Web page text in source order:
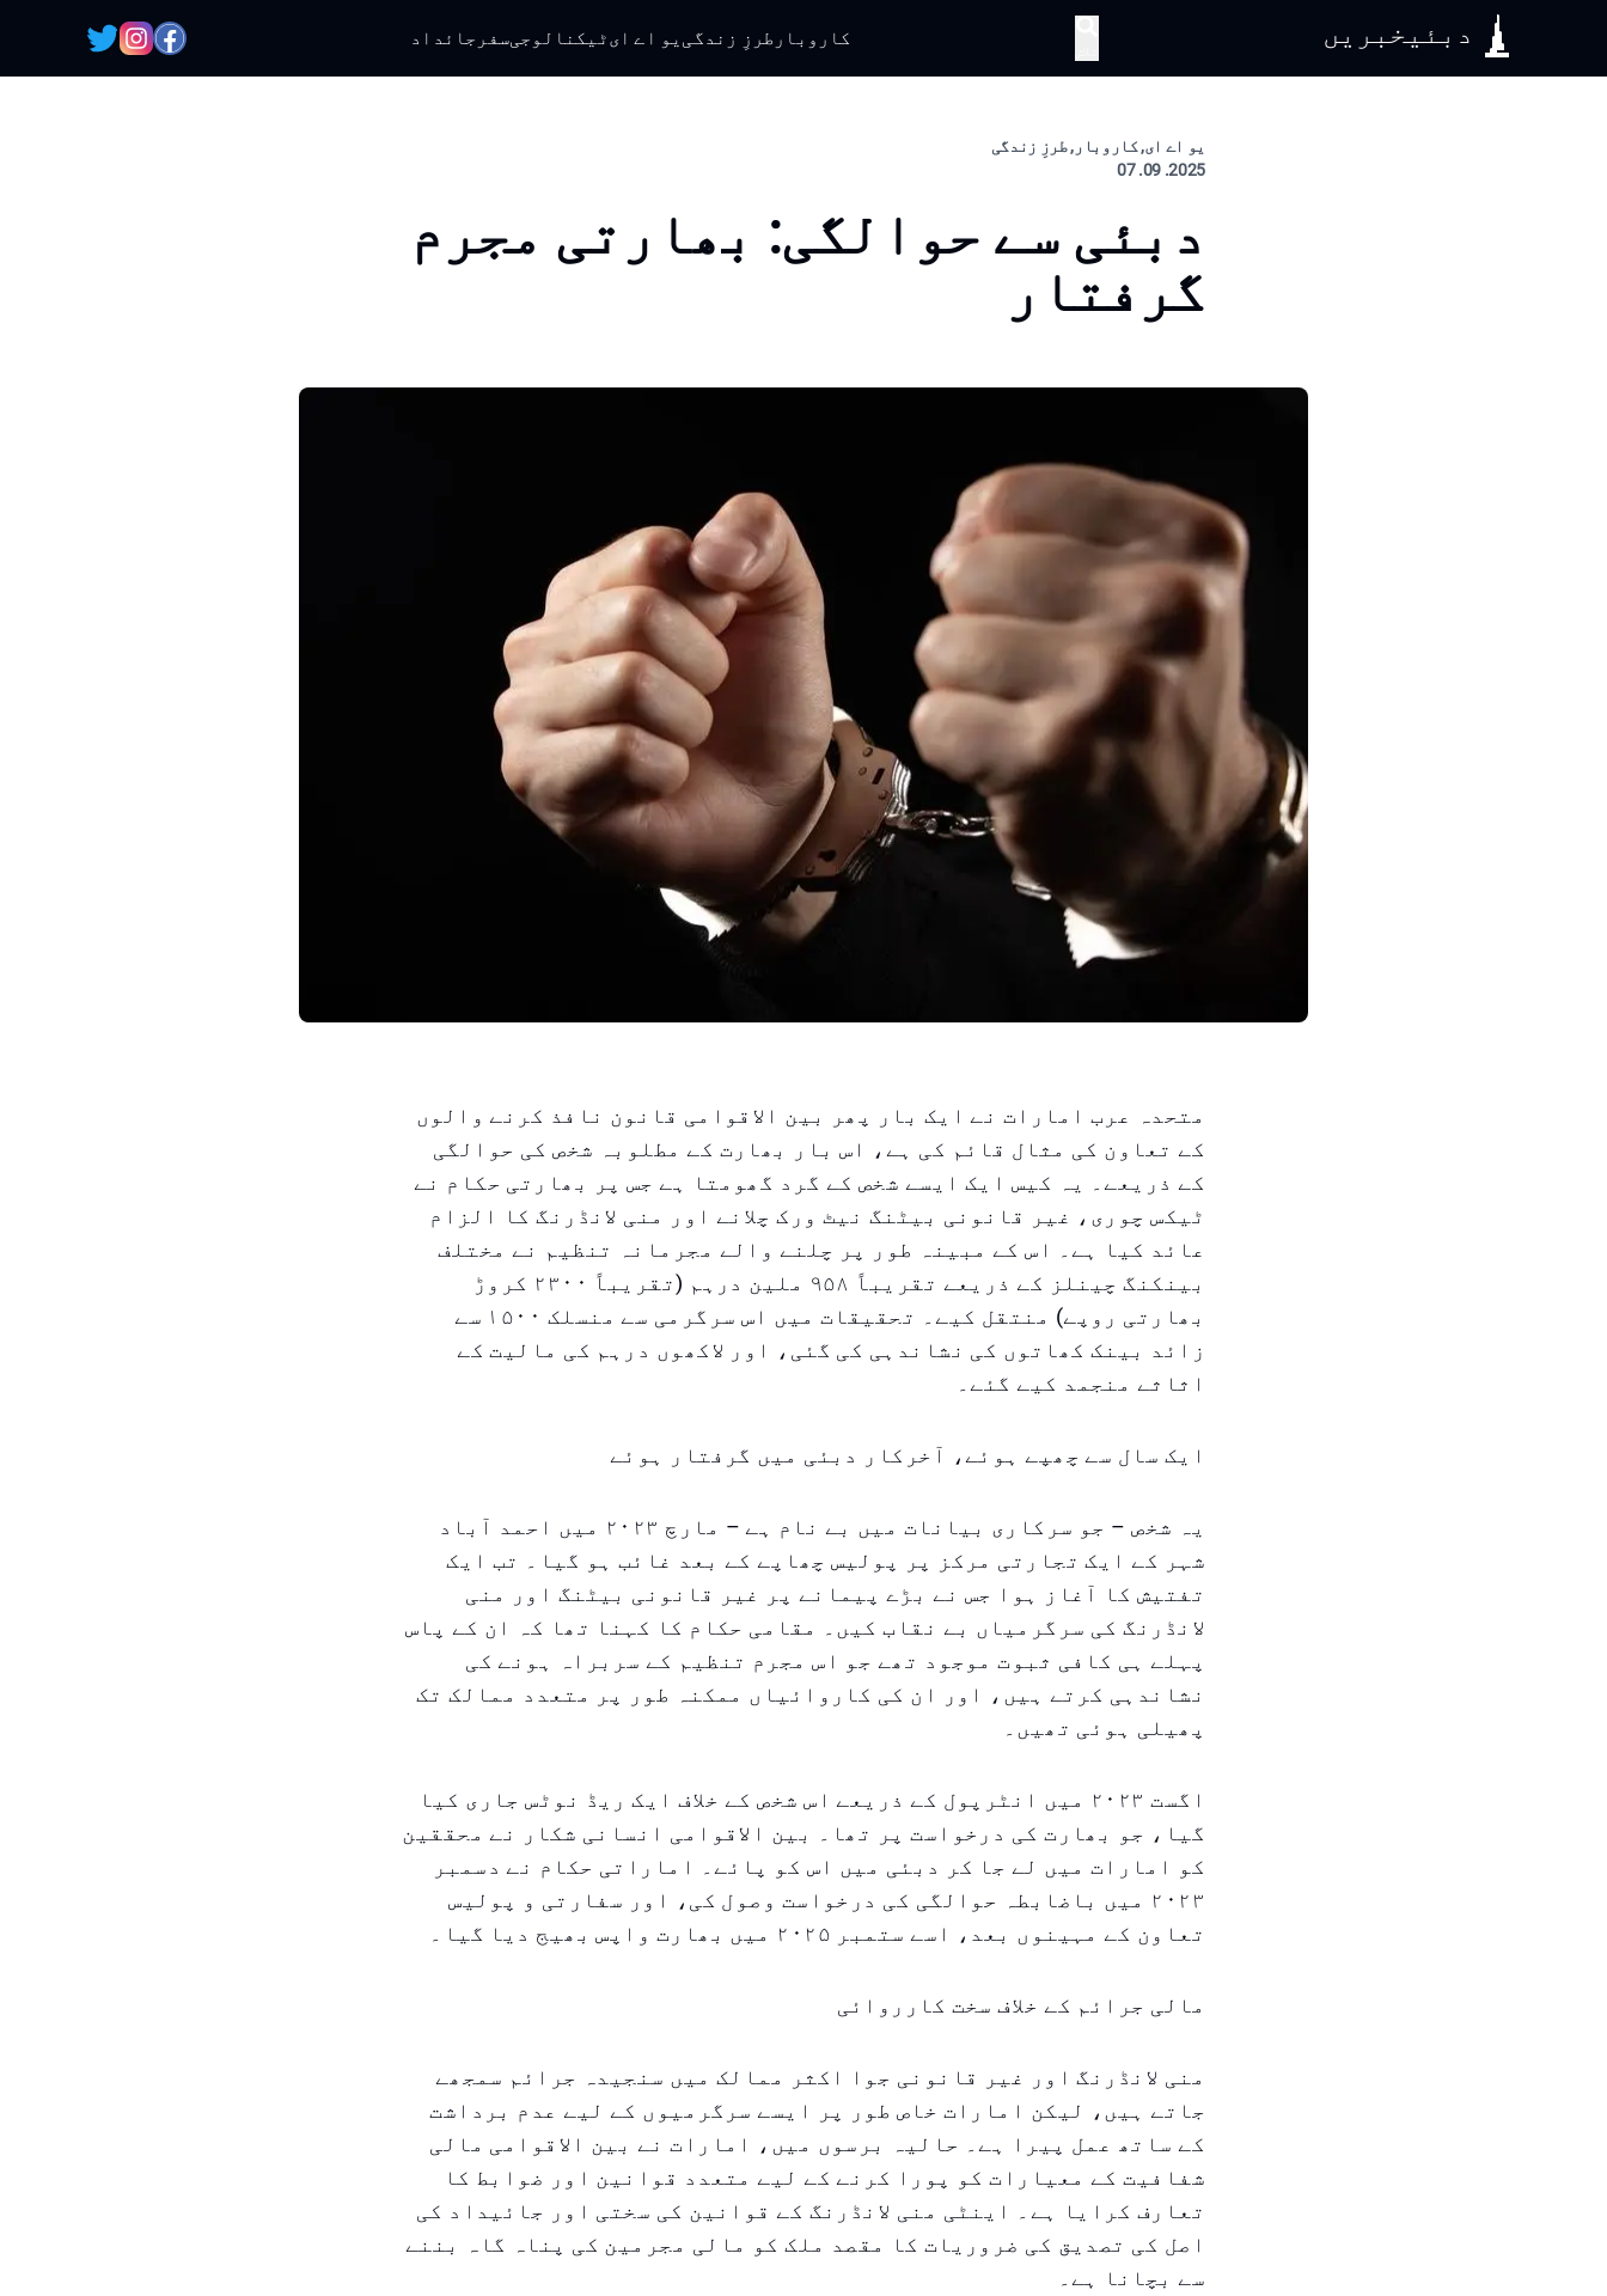
دبئیخبریں کاروبار طرزِ زندگی یو اے ایٹیکنالوجیسفر جائداد
یو اے ای, کاروبار, طرزِ زندگی
2025. 09. 07
دبئی سے حوالگی: بھارتی مجرم
گرفتار
متحدہ عرب امارات نے ایک بار پھر بین الاقوامی قانون نافذ کرنے والوں
کے تعاون کی مثال قائم کی ہے، اس بار بھارت کے مطلوبہ شخص کی حوالگی
کے ذریعے۔ یہ کیس ایک ایسے شخص کے گرد گھومتا ہے جس پر بھارتی حکام نے
ٹیکس چوری، غیر قانونی بیٹنگ نیٹ ورک چلانے اور منی لانڈرنگ کا الزام
عائد کیا ہے۔ اس کے مبینہ طور پر چلنے والے مجرمانہ تنظیم نے مختلف
بینکنگ چینلز کے ذریعے تقریباً ۹۵۸ ملین درہم (تقریباً ۲۳۰۰ کروڑ
بھارتی روپے) منتقل کیے۔ تحقیقات میں اس سرگرمی سے منسلک ۱۵۰۰ سے
زائد بینک کھاتوں کی نشاندہی کی گئی، اور لاکھوں درہم کی مالیت کے
اثاثے منجمد کیے گئے۔
ایک سال سے چھپے ہوئے، آخرکار دبئی میں گرفتار ہوئے
یہ شخص – جو سرکاری بیانات میں بے نام ہے – مارچ ۲۰۲۳ میں احمد آباد
شہر کے ایک تجارتی مرکز پر پولیس چھاپے کے بعد غائب ہو گیا۔ تب ایک
تفتیش کا آغاز ہوا جس نے بڑے پیمانے پر غیر قانونی بیٹنگ اور منی
لانڈرنگ کی سرگرمیاں بے نقاب کیں۔ مقامی حکام کا کہنا تھا کہ ان کے پاس
پہلے ہی کافی ثبوت موجود تھے جو اس مجرم تنظیم کے سربراہ ہونے کی
نشاندہی کرتے ہیں، اور ان کی کاروائیاں ممکنہ طور پر متعدد ممالک تک
پھیلی ہوئی تھیں۔
اگست ۲۰۲۳ میں انٹرپول کے ذریعے اس شخص کے خلاف ایک ریڈ نوٹس جاری کیا
گیا، جو بھارت کی درخواست پر تھا۔ بین الاقوامی انسانی شکار نے محققین
کو امارات میں لے جا کر دبئی میں اس کو پائے۔ اماراتی حکام نے دسمبر
۲۰۲۳ میں باضابطہ حوالگی کی درخواست وصول کی، اور سفارتی و پولیس
تعاون کے مہینوں بعد، اسے ستمبر ۲۰۲۵ میں بھارت واپس بھیج دیا گیا۔
مالی جرائم کے خلاف سخت کارروائی
منی لانڈرنگ اور غیر قانونی جوا اکثر ممالک میں سنجیدہ جرائم سمجھے
جاتے ہیں، لیکن امارات خاص طور پر ایسے سرگرمیوں کے لیے عدم برداشت
کے ساتھ عمل پیرا ہے۔ حالیہ برسوں میں، امارات نے بین الاقوامی مالی
شفافیت کے معیارات کو پورا کرنے کے لیے متعدد قوانین اور ضوابط کا
تعارف کرایا ہے۔ اینٹی منی لانڈرنگ کے قوانین کی سختی اور جائیداد کی
اصل کی تصدیق کی ضروریات کا مقصد ملک کو مالی مجرمین کی پناہ گاہ بننے
سے بچانا ہے۔